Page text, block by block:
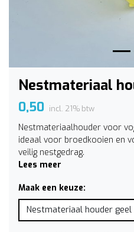
Nestmateriaal
0,50 incl. 21% btw
Nestmateriaalhouder voor
ideaal voor broedkooien en
veilig nestgedrag.
Lees meer
Maak een keuze:
Nestmateriaal houder geel